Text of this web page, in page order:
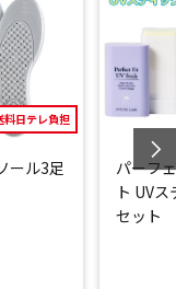
ご年配の方まで簡
！イワシは栄養価
タミンB12、おと
ます！
ろんおいしいです
レンジも◎
使い勝手は抜
のがオススメで
料日テレ負担
ール3足
パーフ
ト UV
セット